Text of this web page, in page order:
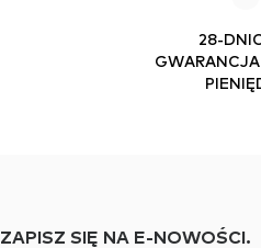
28-
ZAPISZ SIĘ NA E-NOWOŚCI.